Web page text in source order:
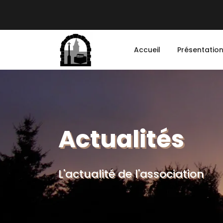
Accueil Présentation
Actualités
L'actualité de l'association